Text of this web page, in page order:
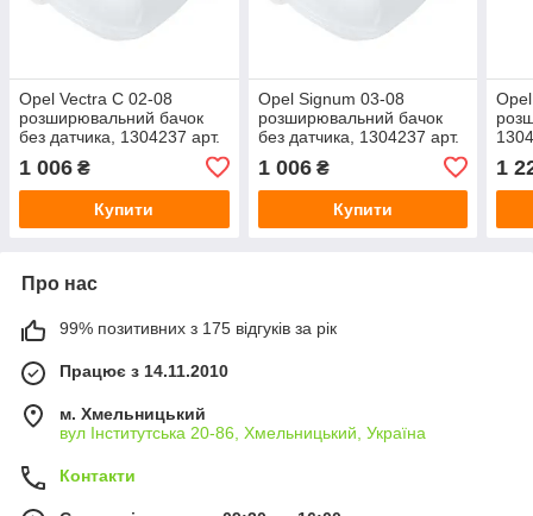
Opel Vectra C 02-08
розширювальний бачок
без датчика, 1304237 арт.
1 006 ₴
Купити
Opel Signum 03-08
розширювальний бачок
без датчика, 1304237 арт.
1 006₴
Купити
1
Про нас
99% позитивних з 175 відгуків за рік
Працює з 14.11.2010
м. Хмельницький
вул Інститутська 20-86, Хмельницький, Україна
Контакти